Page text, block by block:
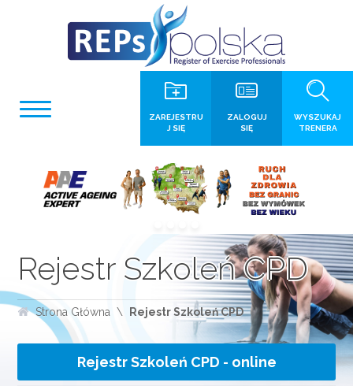
WYSZUKAJ
TRENERA
ZALOGUJ
SIĘ
ZAREJESTRU
J SIĘ
Rejestr Szkoleń CPD
Strona Główna Rejestr Szkoleń CPD
Rejestr Szkoleń CPD - online